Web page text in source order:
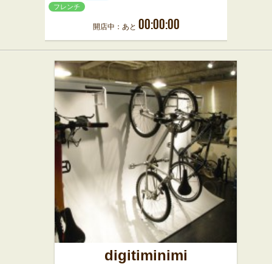
フレンチ
開店中：あと 00:00:00
digitiminimi